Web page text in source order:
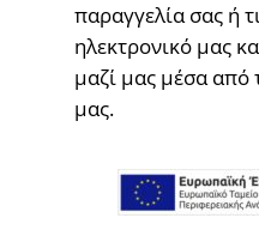
παραγγελία σας ή
ηλεκτρονικό μας
μαζί μας μέσα από
μας.